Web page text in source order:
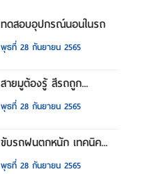
ทดสอบอุปกรณ์นอนในรถ
พุธที่ 28 กันยายน 2565
สายมูต้องรู้ สีรถถูก...
พุธที่ 28 กันยายน 2565
ขับรถฝนตกหนัก เทคนิค...
พุธที่ 28 กันยายน 2565